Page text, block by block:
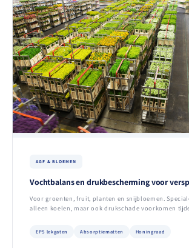
AGF & BLOEMEN
Vochtbalans en drukbescherming voor
Voor groenten, fruit, planten en snijbloemen.
alleen koelen, maar ook drukschade voorkomen
EPS lekgaten Absorptiematten Honingraad